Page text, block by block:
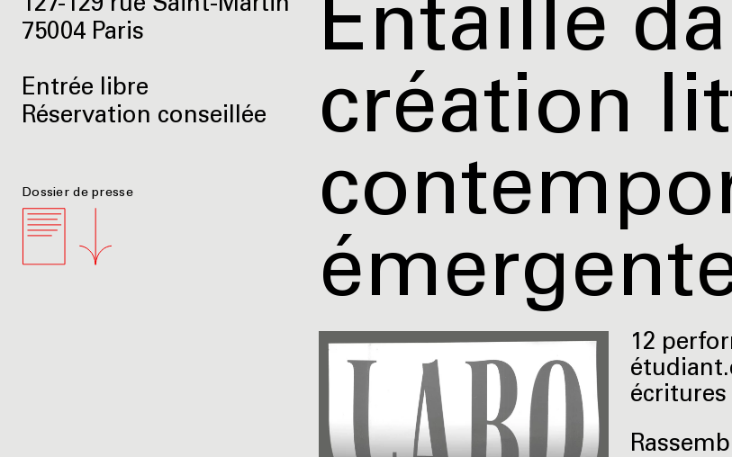
127-129 rue Saint-Martin
75004 Paris
Entrée libre
Réservation conseillée
Dossier de presse
Entaille
création
12
écritures